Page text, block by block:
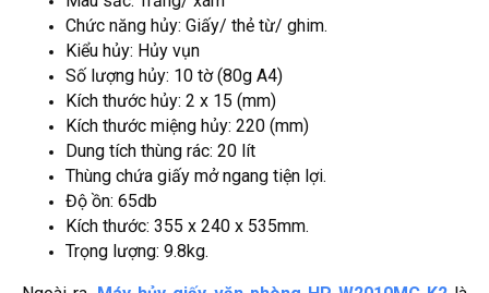
Chức năng hủy: Giấy/ thẻ từ/ ghim.
Kiểu hủy: Hủy vụn
Số lượng hủy: 10 tờ (80g A4)
Kích thước hủy: 2 x 15 (mm)
Kích thước miệng hủy: 220 (mm)
Dung tích thùng rác: 20 lít
Thùng chứa giấy mở ngang tiện lợi.
Độ ồn: 65db
Kích thước: 355 x 240 x 535mm.
Trọng lượng: 9.8kg.